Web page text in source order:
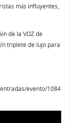
más influyentes,
de la VOZ de
triplete de lujo para
evento/1084